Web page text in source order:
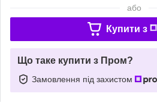
або
Купити з
Що таке купити з Пром?
Замовлення під захистом